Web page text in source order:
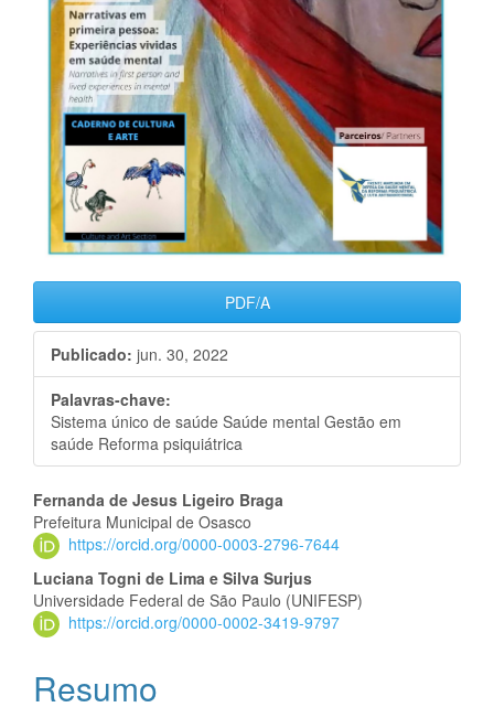
PDF/A
Publicado: jun. 30, 2022
Palavras-chave:
Sistema único de saúde Saúde mental Gestão em
saúde Reforma psiquiátrica
Conteúdo
do
artigo
principal
Fernanda de Jesus Ligeiro Braga
Prefeitura Municipal de Osasco
https://orcid.org/0000-0003-2796-7644
Luciana Togni de Lima e Silva Surjus
Universidade Federal de São Paulo (UNIFESP)
https://orcid.org/0000-0002-3419-9797
Resumo